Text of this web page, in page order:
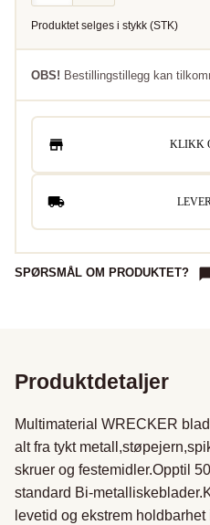
Produktet selges i stykk (STK)
OBS! Bestillingstillegg kan
KLIKK
SPØRSMÅL OM PRODUKTET?
Produktdetaljer
Multimaterial WRECKER
alt fra tykt
skruer og festemidler.Opptil
standard Bi-
levetid og ekstrem